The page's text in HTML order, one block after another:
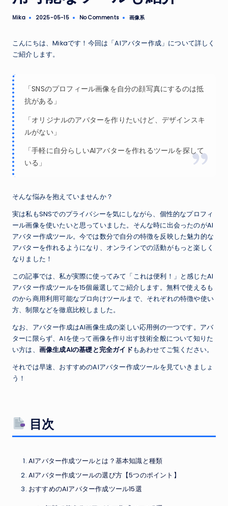
Posted
Mika 2025-05-15 No Comments
Posted
画像系
こんにちは、Mikaです！今回は「AIアバター作成」について詳しく
ご紹介します。
「SNSのプロフィール画像を自分の顔写真にするのは抵
抗がある」
「オリジナルのアバターを作りたいけど、デザインスキ
ルがない」
「手軽に自分らしいAIアバターを作れるツールを探して
いる」
そんな悩みを抱えていませんか？
実は私もSNSでのプライバシーを気にしながら、個性的なプロフィ
ール画像を使いたいと思っていました。そんな時に出会ったのがAI
アバター作成ツール。今では数分で自分の特徴を反映した魅力的な
アバターを作れるようになり、オンラインでの活動がもっと楽しく
なりました！
この記事では、私が実際に使ってみて「これは便利！」と感じたAI
アバター作成ツールを15個厳選してご紹介します。無料で使えるも
のから商用利用可能なプロ向けツールまで、それぞれの特徴や使い
方、制限などを徹底比較しました。
なお、アバター作成はAI画像生成の楽しい応用例の一つです。アバ
ターに限らず、AIを使って画像を作り出す技術全般について知りた
い方は、 画像生成AIの基礎と完全ガイドもあわせてご覧ください。
それでは早速、おすすめのAIアバター作成ツールを見ていきましょ
う！
目次
AIアバター作成ツールとは？基本知識と種類
AIアバター作成ツールの選び方【5つのポイント】
おすすめのAIアバター作成ツール15選